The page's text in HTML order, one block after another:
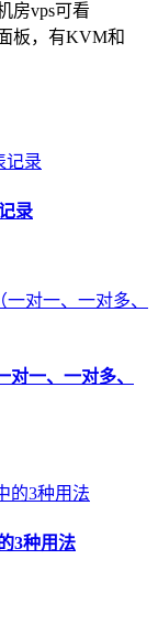
房vps可看
板，有KVM和
录
一、一对多、
3种用法